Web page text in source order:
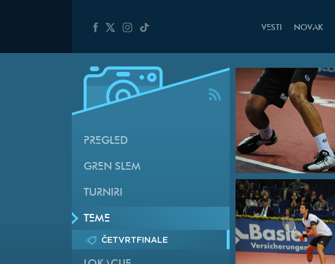
VESTI NOVAK
PREGLED
GREN SLEM
TURNIRI
TEME
ČETVRTFINALE